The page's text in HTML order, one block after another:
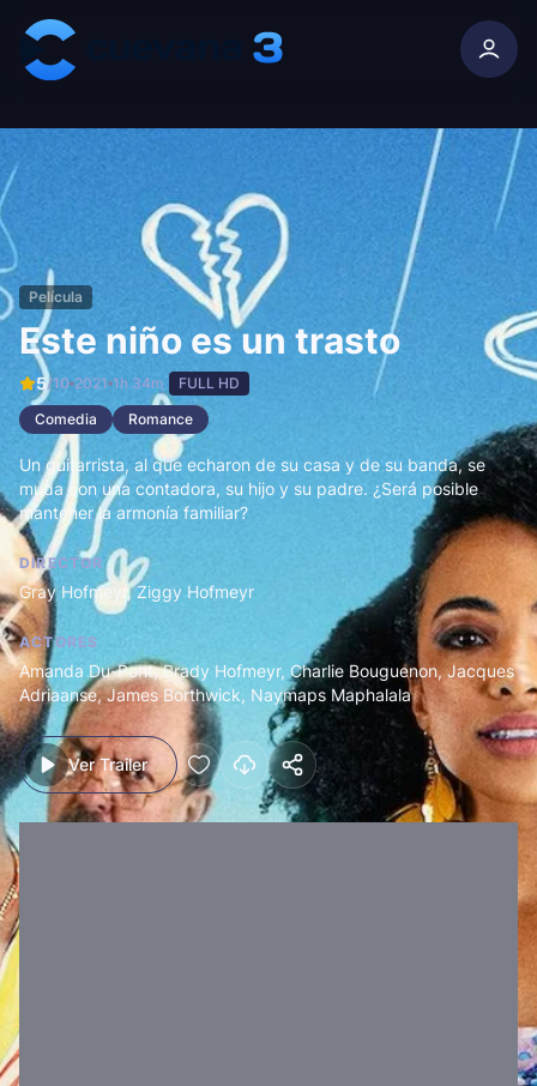
Película
Este niño es un trasto
5/10 2021 1h 34m
FULL HD
Comedia
Romance
Un guitarrista, al que echaron de su casa y de su banda, se
muda con una contadora, su hijo y su padre. ¿Será posible
mantener la armonía familiar?
DIRECTOR
Gray Hofmeyr ,Ziggy Hofmeyr
ACTORES
Amanda Du-Pont,Brady Hofmeyr, Charlie Bouguenon,Jacques
Adriaanse,James Borthwick, Naymaps Maphalala
Ver Trailer